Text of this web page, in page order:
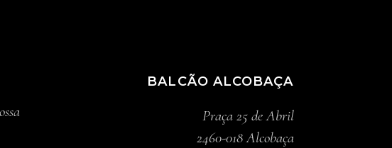
BALCÃO ALCOBAÇA
Praça 25 de Abril
2460-018 Alcobaça